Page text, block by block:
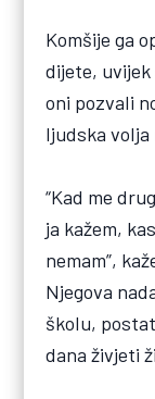
Komšije ga
dijete, uvijek
oni pozvali
ljudska volja
“Kad me
ja kažem,
nemam”,
Njegova
školu,
dana živjeti